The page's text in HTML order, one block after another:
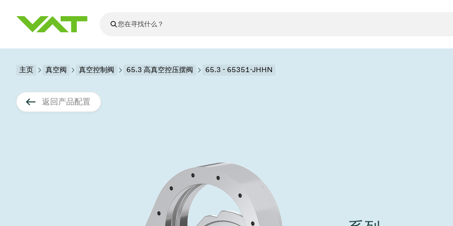
最新资讯 查看所有新闻
9月 2, 2026 活动新闻
精准创新、赋能未来 ⸺
VAT Media Release on
关于VAT
真空阀
VAT真空闸阀
VAT角阀、内联式或圆柱式真空阀
真空蝶阀
真空摆阀
真空模块
基质转移
半导体无尘系统
溅射
薄膜封装(CVD)
OLED蒸发
科学仪器和医学
涂层
行业
真空运输
电池生产
晶体生长
发电
半导体无尘系统
高能物理学
标准维修服务
固定价格翻新服务
VAT服务中心
Shares and debt
公司治理
General Meeting
Event calendar
主页 真空阀 真空控制阀 65.3 高真空控压摆阀 65.3 - 65351-JHHN
返回产品配置